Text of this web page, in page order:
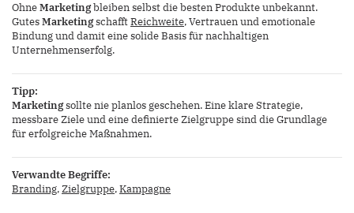
OhneMarketingbleiben selbst die besten Produkte unbekannt.
GutesMarketingschafftReichweite, Vertrauen und emotionale
Bindung und damit eine solide Basis für nachhaltigen
Unternehmenserfolg.
Tipp:
Marketingsollte nie planlos geschehen. Eine klare Strategie,
messbare Ziele und eine definierte Zielgruppe sind die Grundlage
für erfolgreiche Maßnahmen.
Verwandte Begriffe:
Branding,Zielgruppe,Kampagne